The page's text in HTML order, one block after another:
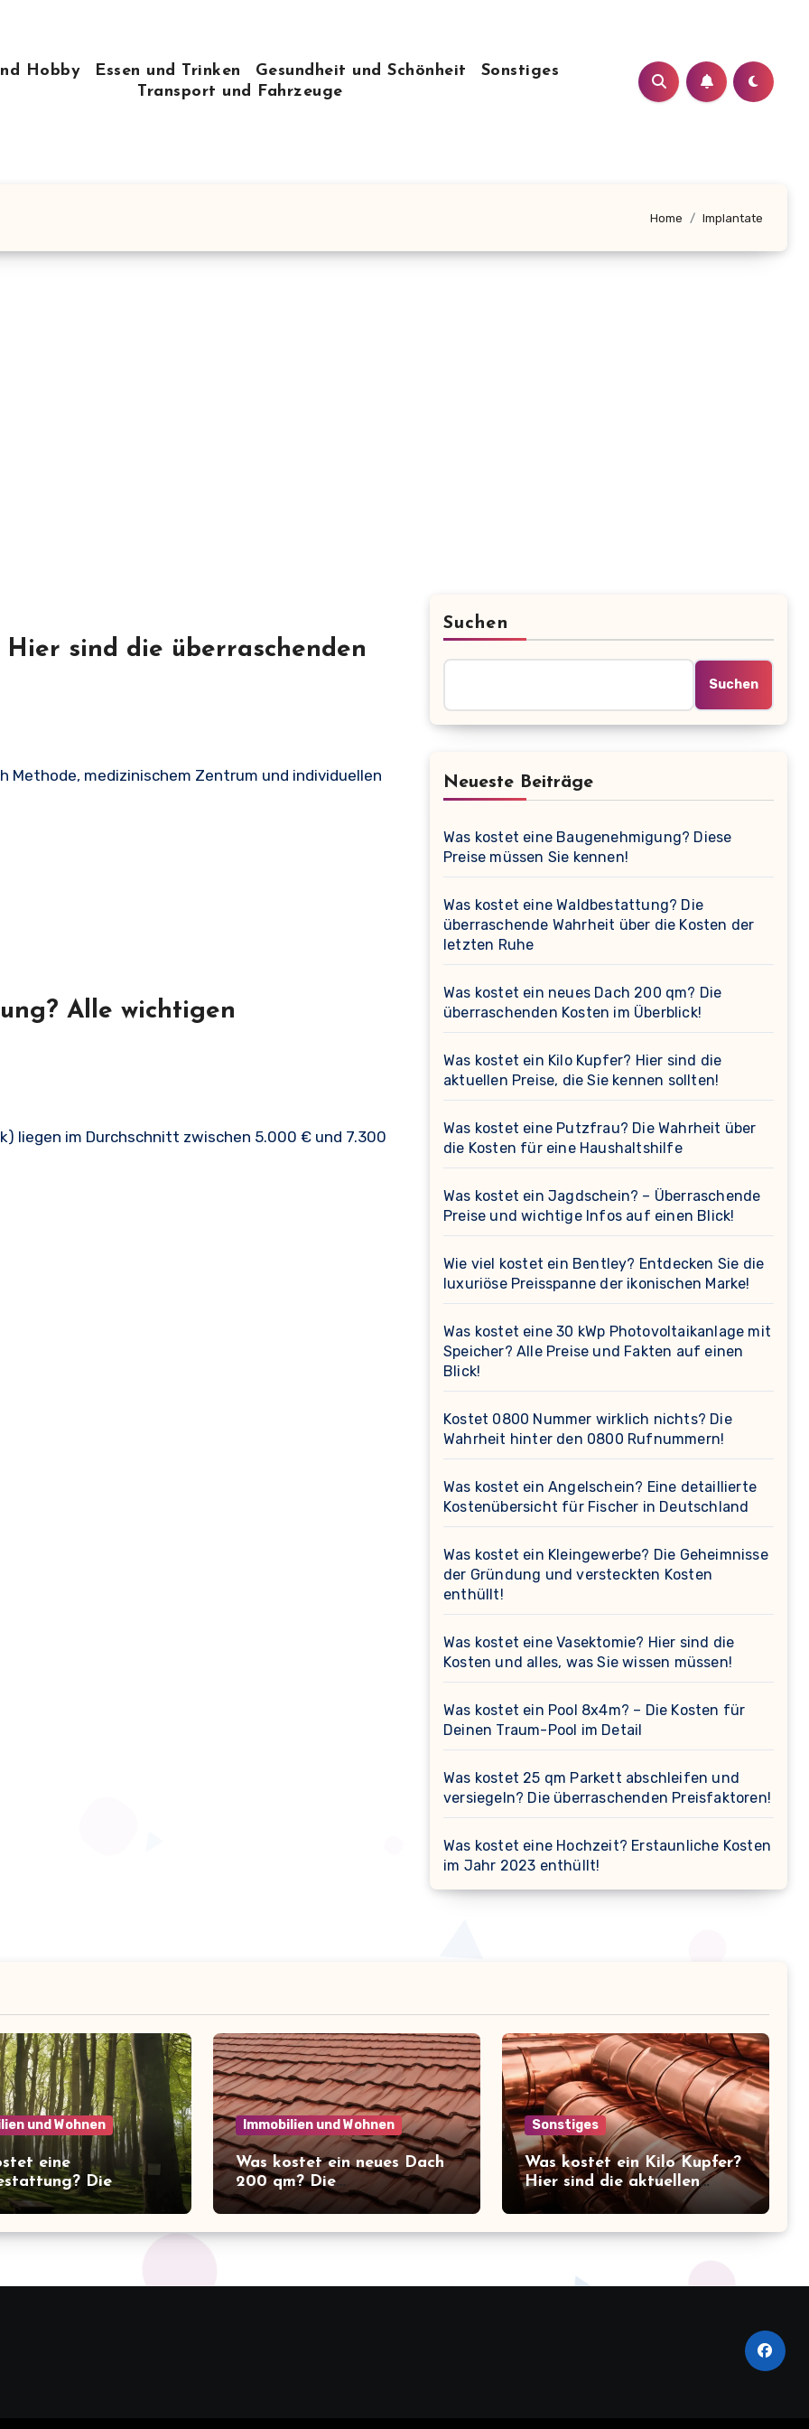
Hobby Essen und Trinken Gesundheit und Schönheit
Sonstiges
Transport und Fahrzeuge
Home Implantate
sind die überraschenden
Alle wichtigen
Suchen
Suchen
Neueste Beiträge
Was kostet eine Baugenehmigung? Diese
Preise müssen Sie kennen!
Was kostet eine Waldbestattung? Die
überraschende Wahrheit über die Kosten der
letzten Ruhe
Was kostet ein neues Dach 200 qm? Die
überraschenden Kosten im Überblick!
Was kostet ein Kilo Kupfer? Hier sind die
aktuellen Preise, die Sie kennen sollten!
Was kostet eine Putzfrau? Die Wahrheit über
die Kosten für eine Haushaltshilfe
Was kostet ein Jagdschein? – Überraschende
Preise und wichtige Infos auf einen Blick!
Wie viel kostet ein Bentley? Entdecken Sie die
luxuriöse Preisspanne der ikonischen Marke!
Was kostet eine 30 kWp Photovoltaikanlage mit
Speicher? Alle Preise und Fakten auf einen
Blick!
Kostet 0800 Nummer wirklich nichts? Die
Wahrheit hinter den 0800 Rufnummern!
Was kostet ein Angelschein? Eine detaillierte
Kostenübersicht für Fischer in Deutschland
Was kostet ein Kleingewerbe? Die Geheimnisse
der Gründung und versteckten Kosten
enthüllt!
Was kostet eine Vasektomie? Hier sind die
Kosten und alles, was Sie wissen müssen!
Was kostet ein Pool 8x4m? – Die Kosten für
Deinen Traum-Pool im Detail
Was kostet 25 qm Parkett abschleifen und
versiegeln? Die überraschenden Preisfaktoren!
Was kostet eine Hochzeit? Erstaunliche Kosten
im Jahr 2023 enthüllt!
und Wohnen
eine
Die
Wahrheit
Kosten der letzten
Immobilien und Wohnen
Was kostet ein neues Dach
200 qm? Die
überraschenden Kosten im
Überblick!
Sonstiges
Was kostet ein Kilo Kupfer?
Hier sind die aktuellen
Preise, die Sie kennen
sollten!